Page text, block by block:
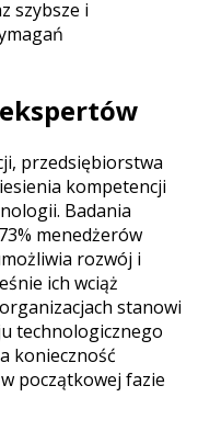
szybsze i
przedsiębiorstwa
kompetencji
Badania
menedżerów
rozwój i
ich wciąż
stanowi
technologicznego
konieczność
początkowej fazie